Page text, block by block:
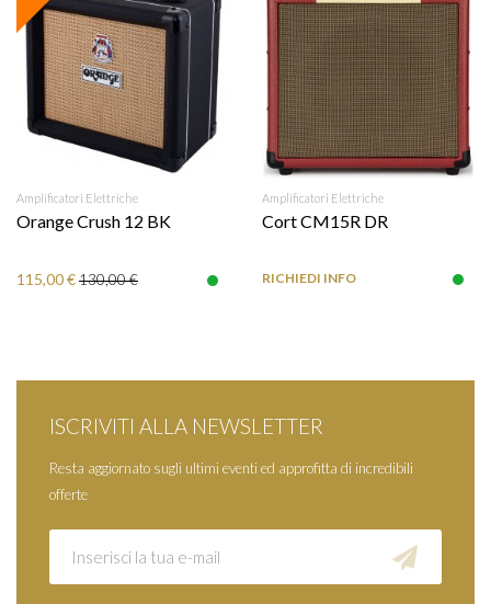
Amplificatori Elettriche
Orange Crush 12 BK
115,00 €130,00 €
Amplificatori Elettriche
Cort CM15R DR
RICHIEDI INFO
ISCRIVITI ALLA NEWSLETTER
Resta aggiornato sugli ultimi eventi ed approfitta di incredibili
offerte